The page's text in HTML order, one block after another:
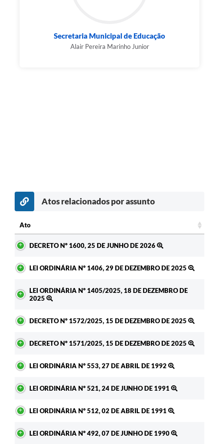
Secretaria Municipal de Educação
Alair Pereira Marinho Junior
Atos relacionados por assunto
Ato
DECRETO Nº 1600, 25 DE JUNHO DE 2026
LEI ORDINÁRIA Nº 1406, 29 DE DEZEMBRO DE 2025
LEI ORDINÁRIA Nº 1405/2025, 18 DE DEZEMBRO DE
2025
DECRETO Nº 1572/2025, 15 DE DEZEMBRO DE 2025
DECRETO Nº 1571/2025, 15 DE DEZEMBRO DE 2025
LEI ORDINÁRIA Nº 553, 27 DE ABRIL DE 1992
LEI ORDINÁRIA Nº 521, 24 DE JUNHO DE 1991
LEI ORDINÁRIA Nº 512, 02 DE ABRIL DE 1991
LEI ORDINÁRIA Nº 492, 07 DE JUNHO DE 1990